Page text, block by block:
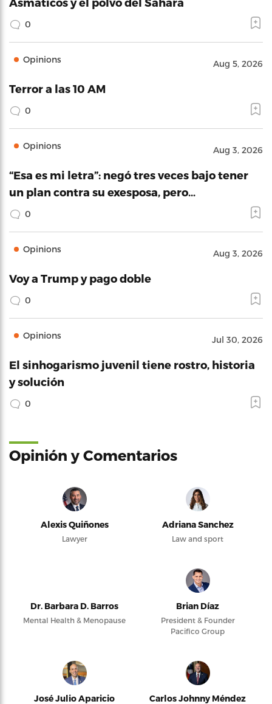
0
Opinions Aug 5, 2026
Terror a las 10 AM
0
Opinions Aug 3, 2026
“Esa es mi letra”: negó tres veces bajo tener
un plan contra su exesposa, pero…
0
Opinions Aug 3, 2026
Voy a Trump y pago doble
0
Opinions Jul 30, 2026
El sinhogarismo juvenil tiene rostro, historia
y solución
0
Opinión y Comentarios
Alexis Quiñones
Lawyer
Adriana Sanchez
Law and sport
Dr. Barbara D. Barros
Mental Health & Menopause
Brian Díaz
President & Founder
Pacifico Group
José Julio Aparicio
Carlos Johnny Méndez